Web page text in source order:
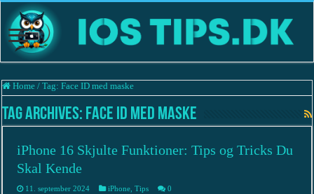
Home / Tag:Face ID med maske
Tag Archives: Face ID med maske
iPhone 16 Skjulte Funktioner: Tips og Tricks Du
Skal Kende
11. september 2024 iPhone ,Tips 0